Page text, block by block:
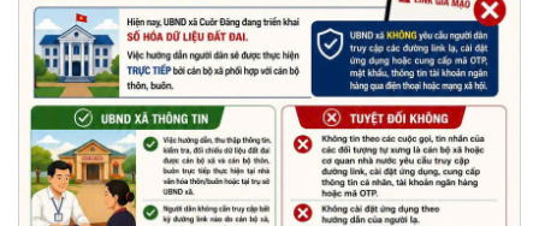
Nhiệt liệt chào mừng Ngày Khoa học, Công nghệ và Đổi mới
sáng tạo Việt Nam 18/5"
(15/05/2026)
Chương trình đối thoại giữa lãnh đạo UBND xã với thanh niên,
thiếu nhi trên địa bàn xã năm 2026
(14/05/2026)